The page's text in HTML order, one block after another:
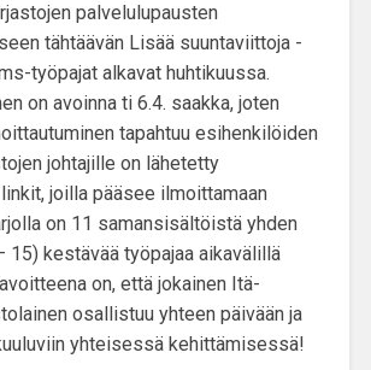
palvelulupausten
tähtäävän Lisää suuntaviittoja -
työpajat alkavat huhtikuussa.
on avoinna ti 6.4. saakka, joten
tapahtuu esihenkilöiden
johtajille on lähetetty
joilla pääsee ilmoittamaan
on 11 samansisältöistä yhden
15) kestävää työpajaa aikavälillä
on, että jokainen Itä-
osallistuu yhteen päivään ja
yhteisessä kehittämisessä!